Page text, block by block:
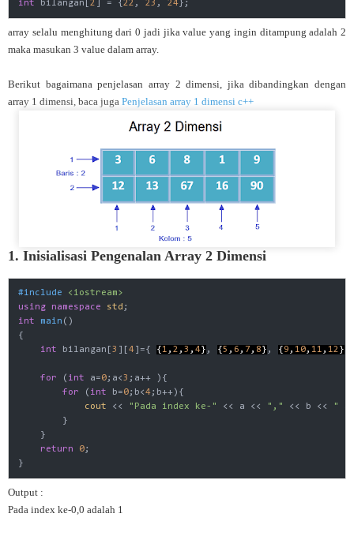
int bilangan[2 ] = {22 , 23 , 24};
array selalu menghitung dari 0 jadi jika value yang ingin ditampung adalah 2
maka masukan 3 value dalam array.
Berikut bagaimana penjelasan array 2 dimensi, jika dibandingkan dengan
array 1 dimensi, baca juga Penjelasan array 1 dimensi c++
1. Inisialisasi Pengenalan Array 2 Dimensi
#include
<iostream>
using
namespace std
int
main ()
{
int bilangan[ 3 4 ]={ {1 , 2 , 3 , 4} , {5 , 6 , 7 , 8 } , { 9 , 10, 11 , 12 }
for ( int a=0;a<3 ;a++ ){
for ( int b=0;b<4;b++){
cout << "Pada index ke-" << a << "," << b <<
"
        }
    }
return
0;
Output :
Pada index ke-0,0 adalah 1